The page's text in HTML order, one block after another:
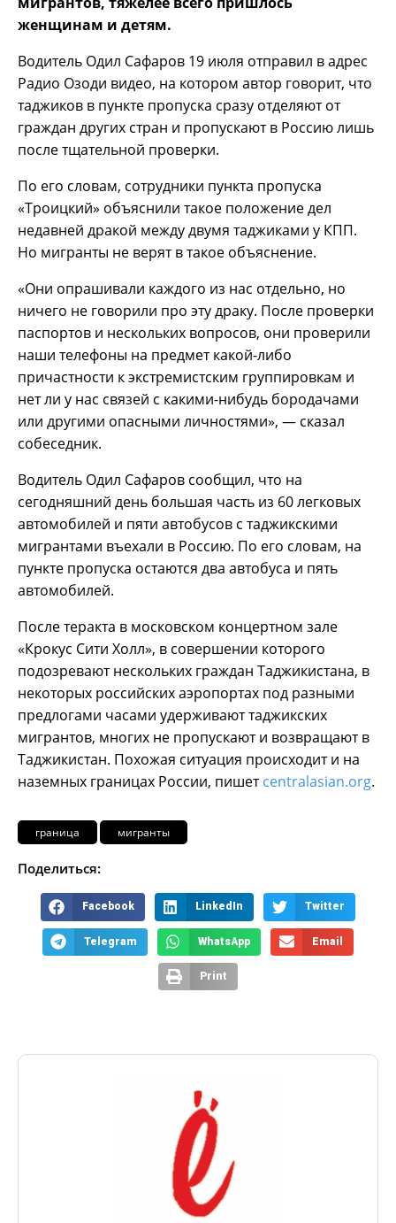
женщинам и детям.
Водитель Одил Сафаров 19 июля отправил в адрес
Радио Озоди видео, на котором автор говорит, что
таджиков в пункте пропуска сразу отделяют от
граждан других стран и пропускают в Россию лишь
после тщательной проверки.
По его словам, сотрудники пункта пропуска
«Троицкий» объяснили такое положение дел
недавней дракой между двумя таджиками у КПП.
Но мигранты не верят в такое объяснение.
«Они опрашивали каждого из нас отдельно, но
ничего не говорили про эту драку. После проверки
паспортов и нескольких вопросов, они проверили
наши телефоны на предмет какой-либо
причастности к экстремистским группировкам и
нет ли у нас связей с какими-нибудь бородачами
или другими опасными личностями», — сказал
собеседник.
Водитель Одил Сафаров сообщил, что на
сегодняшний день большая часть из 60 легковых
автомобилей и пяти автобусов с таджикскими
мигрантами въехали в Россию. По его словам, на
пункте пропуска остаются два автобуса и пять
автомобилей.
После теракта в московском концертном зале
«Крокус Сити Холл», в совершении которого
подозревают нескольких граждан Таджикистана, в
некоторых российских аэропортах под разными
предлогами часами удерживают таджикских
мигрантов, многих не пропускают и возвращают в
Таджикистан. Похожая ситуация происходит и на
наземных границах России, пишетcentralasian.org.
граница мигранты
Поделиться:
Facebook LinkedIn Twitter
Telegram WhatsApp Email
Print